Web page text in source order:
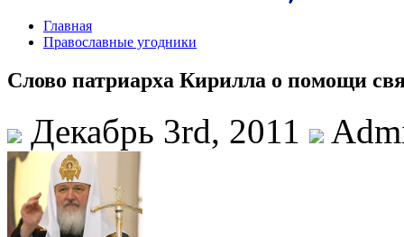
Главная
Православные угодники
Слово патриарха Кирилла о помощи
Декабрь 3rd, 2011